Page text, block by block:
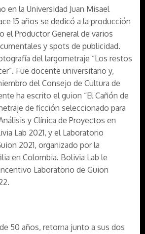
en la Universidad Juan Misael
15 años se dedicó a la producción
el Productor General de varios
y spots de publicidad.
del largometraje “Los restos
Fue docente universitario y,
del Consejo de Cultura de
ha escrito el guion “El Cañón de
de ficción seleccionado para
y Clínica de Proyectos en
Lab 2021, y el Laboratorio
2021, organizado por la
en Colombia. Bolivia Lab le
Laboratorio de Guion
50 años, retorna junto a sus dos